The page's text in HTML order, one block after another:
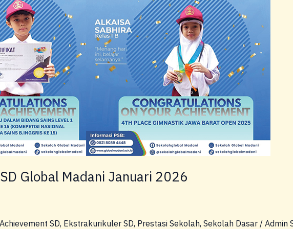
Global Madani Januari 2026
Achievement SD, Ekstrakurikuler SD, Prestasi Sekolah, Sekolah Dasar / Admin